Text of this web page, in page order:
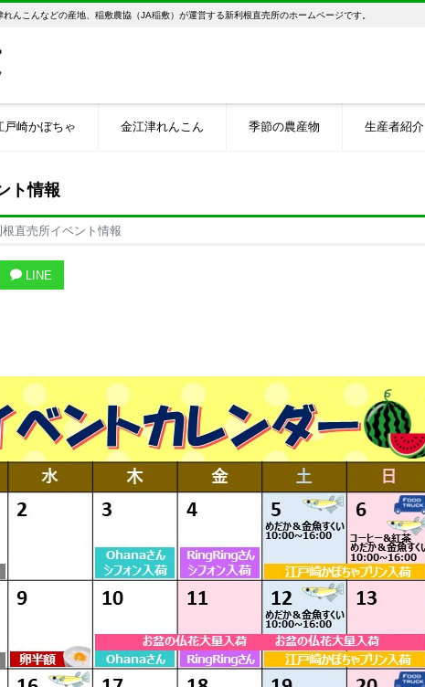
んこんなどの産地、稲敷農協（JA稲敷）が運営する新利根直売所のホームページです。
戸崎かぼちゃ 金江津れんこん 季節の農産物 生産者紹介
ト情報
直売所イベント情報
LINE